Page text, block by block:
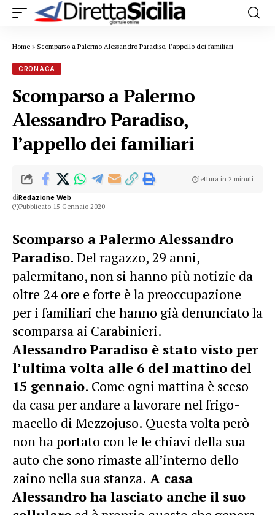
Home » Scomparso a Palermo Alessandro Paradiso, l’appello dei familiari
CRONACA
Scomparso a Palermo
Alessandro Paradiso,
l’appello dei familiari
diRedazione Web
Pubblicato 15 Gennaio 2020
lettura in 2 minuti
Scomparso a Palermo Alessandro
Paradiso. Del ragazzo, 29 anni,
palermitano, non si hanno più notizie da
oltre 24 ore e forte è la preoccupazione
per i familiari che hanno già denunciato la
scomparsa ai Carabinieri.
Alessandro Paradiso è stato visto per
l’ultima volta alle 6 del mattino del
15 gennaio. Come ogni mattina è sceso
da casa per andare a lavorare nel frigo-
macello di Mezzojuso. Questa volta però
non ha portato con le le chiavi della sua
auto che sono rimaste all’interno dello
zaino nella sua stanza. A casa
Alessandro ha lasciato anche il suo